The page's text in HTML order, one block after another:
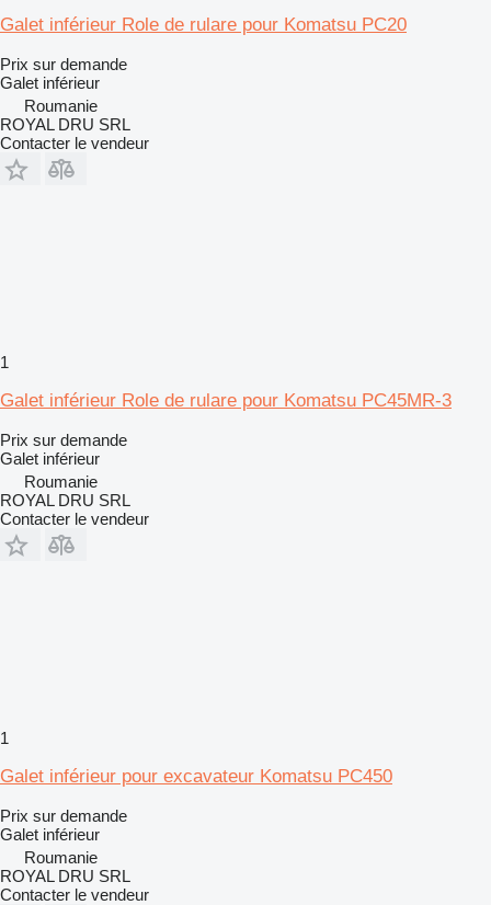
Galet inférieur Role de rulare pour Komatsu PC20
Prix sur demande
Galet inférieur
Roumanie
ROYAL DRU SRL
Contacter le vendeur
1
Galet inférieur Role de rulare pour Komatsu PC45MR-3
Prix sur demande
Galet inférieur
Roumanie
ROYAL DRU SRL
Contacter le vendeur
1
Galet inférieur pour excavateur Komatsu PC450
Prix sur demande
Galet inférieur
Roumanie
ROYAL DRU SRL
Contacter le vendeur